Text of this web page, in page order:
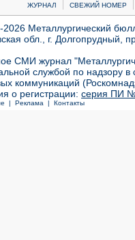
ЖУРНАЛ СВЕЖИЙ НОМЕР
Металлургический
обл., г. Долгопрудный,
СМИ журнал
службой по надзору
коммуникаций
о регистрации: серия ПИ №
| Реклама | Контакты